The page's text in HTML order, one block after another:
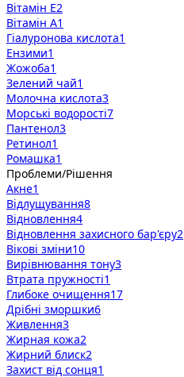
Вітамін E2
Вітамін А1
Гіалуронова кислота1
Ензими1
Жожоба1
Зелений чай1
Молочна кислота3
Морські водорості7
Пантенол3
Ретинол1
Ромашка1
Проблеми/Рішення
Акне1
Відлущування8
Відновлення4
Відновлення захисного бар'єру2
Вікові зміни10
Вирівнювання тону3
Втрата пружності1
Глибоке очищення17
Дрібні зморшки6
Живлення3
Жирная кожа2
Жирний блиск2
Захист від сонця1